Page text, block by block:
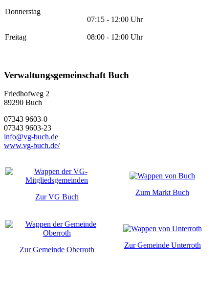
Donnerstag
07:15 - 12:00 Uhr
Freitag 08:00 - 12:00 Uhr
Verwaltungsgemeinschaft Buch
Friedhofweg 2
89290 Buch
07343 9603-0
07343 9603-23
info@vg-buch.de
www.vg-buch.de/
Zur VG Buch
Zum Markt Buch
Zur Gemeinde Oberroth
Zur Gemeinde Unterroth